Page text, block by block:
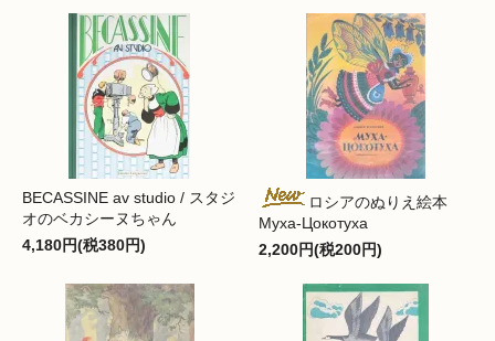
BECASSINE av studio / スタジ
オのベカシーヌちゃん
4,180円(税380円)
ロシアのぬりえ絵本
Муха-Цокотуха
2,200円(税200円)